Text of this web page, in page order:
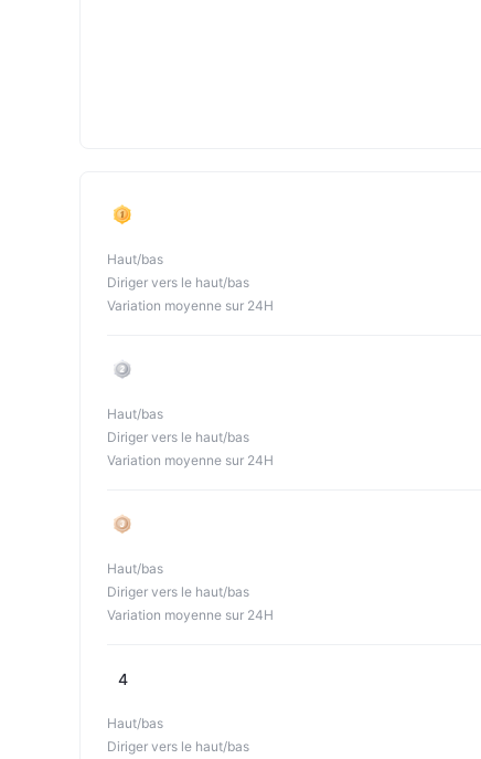
Haut/bas
Diriger vers le haut/bas
Variation moyenne sur 24H
Haut/bas
Diriger vers le haut/bas
Variation moyenne sur 24H
Haut/bas
Diriger vers le haut/bas
Variation moyenne sur 24H
4
Haut/bas
Diriger vers le haut/bas